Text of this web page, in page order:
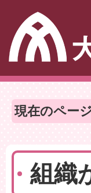
現在のペー
組織